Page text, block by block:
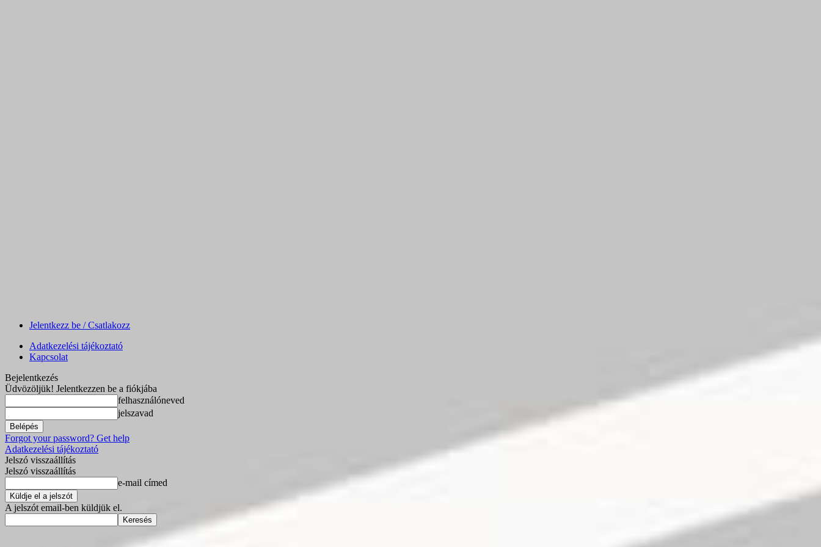
Jelentkezz be / Csatlakozz
Adatkezelési tájékoztató
Kapcsolat
Bejelentkezés
Üdvözöljük! Jelentkezzen be a fiókjába
felhasználóneved
jelszavad
Forgot your password? Get help
Adatkezelési tájékoztató
Jelszó visszaállítás
Jelszó visszaállítás
e-mail címed
A jelszót email-ben küldjük el.